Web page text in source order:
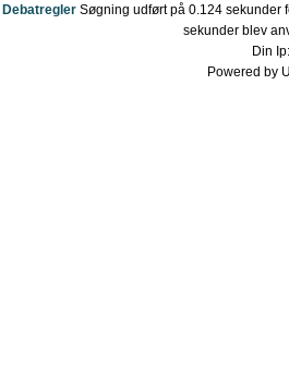
Debatregler Søgning udført på 0.124 sekunder
sekunder blev
Din
Powered by